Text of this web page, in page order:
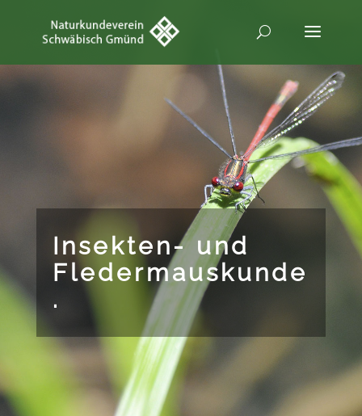
Insekten- und
Fledermauskunde
.